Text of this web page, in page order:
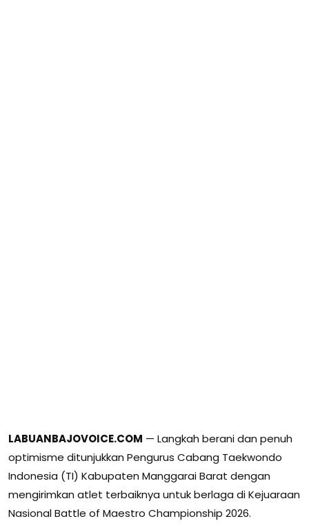
LABUANBAJOVOICE.COM — Langkah berani dan penuh
optimisme ditunjukkan Pengurus Cabang Taekwondo
Indonesia (TI) Kabupaten Manggarai Barat dengan
mengirimkan atlet terbaiknya untuk berlaga di Kejuaraan
Nasional Battle of Maestro Championship 2026.